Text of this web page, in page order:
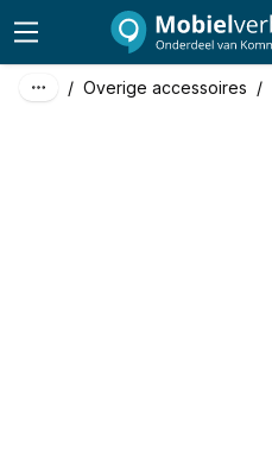
/ Overige accessoires /
62,00 excl. btw
75,02 incl. btw